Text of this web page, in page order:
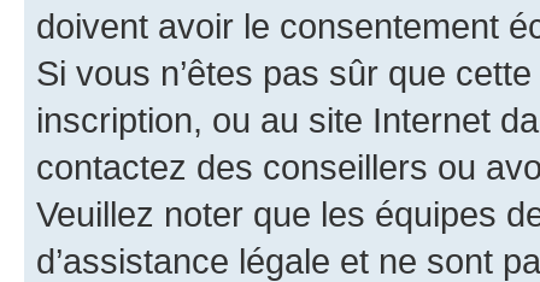
doivent avoir le consentement
Si vous n’êtes pas sûr que
inscription, ou au site Internet
contactez des conseillers ou
Veuillez noter que les équipes
d’assistance légale et ne sont